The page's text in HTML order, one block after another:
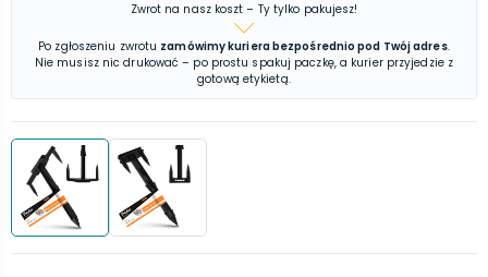
Zwrot na nasz koszt – Ty tylko pakujesz!
Po zgłoszeniu zwrotu zamówimy kuriera bezpośrednio pod Twój adres.
Nie musisz nic drukować – po prostu spakuj paczkę, a kurier przyjedzie z
gotową etykietą.